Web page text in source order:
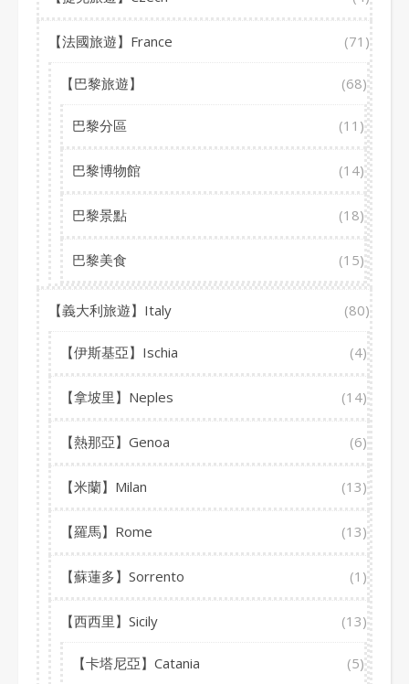
【法國旅遊】France (71)
【巴黎旅遊】 (68)
巴黎分區 (11)
巴黎博物館 (14)
巴黎景點 (18)
巴黎美食 (15)
【義大利旅遊】Italy (80)
【伊斯基亞】Ischia (4)
【拿坡里】Neples (14)
【熱那亞】Genoa (6)
【米蘭】Milan (13)
【羅馬】Rome (13)
【蘇蓮多】Sorrento (1)
【西西里】Sicily (13)
【卡塔尼亞】Catania (5)